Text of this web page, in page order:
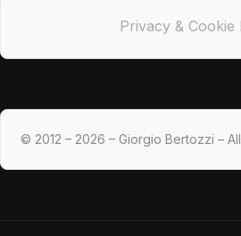
Privacy & Cookie
© 2012 – 2026 – Giorgio Bertozzi –